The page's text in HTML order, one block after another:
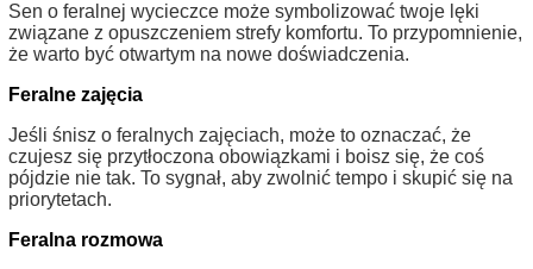
Sen o feralnej wycieczce może symbolizować twoje lęki
związane z opuszczeniem strefy komfortu. To przypomnienie,
że warto być otwartym na nowe doświadczenia.
Feralne zajęcia
Jeśli śnisz o feralnych zajęciach, może to oznaczać, że
czujesz się przytłoczona obowiązkami i boisz się, że coś
pójdzie nie tak. To sygnał, aby zwolnić tempo i skupić się na
priorytetach.
Feralna rozmowa